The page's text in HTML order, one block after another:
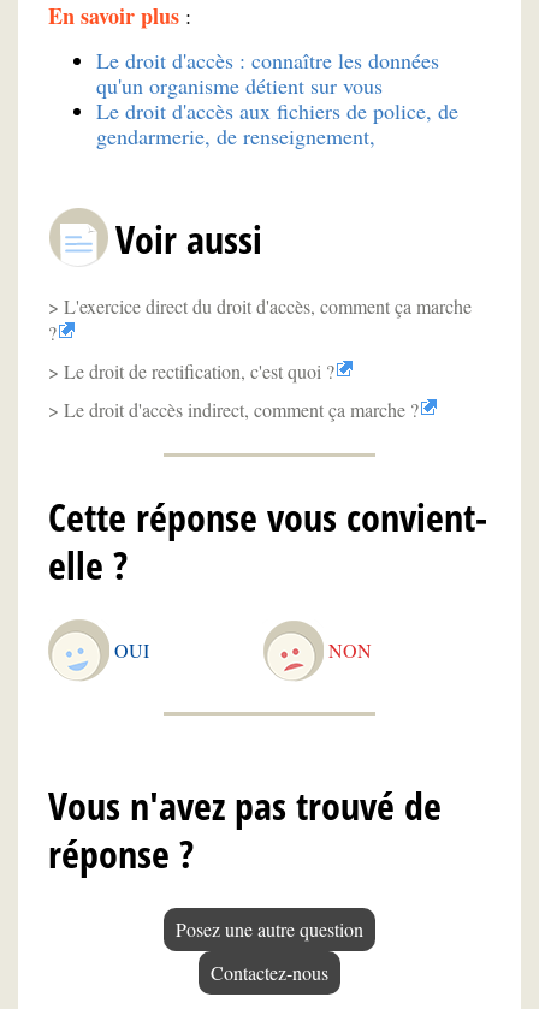
En savoir plus :
Le droit d'accès : connaître les données
qu'un organisme détient sur vous
Le droit d'accès aux fichiers de police, de
gendarmerie, de renseignement,
Voir aussi
L'exercice direct du droit d'accès, comment ça marche
?
Le droit de rectification, c'est quoi ?
Le droit d'accès indirect, comment ça marche ?
Cette réponse vous convient-
elle ?
OUI NON
Vous n'avez pas trouvé de
réponse ?
Posez une autre question
Contactez-nous